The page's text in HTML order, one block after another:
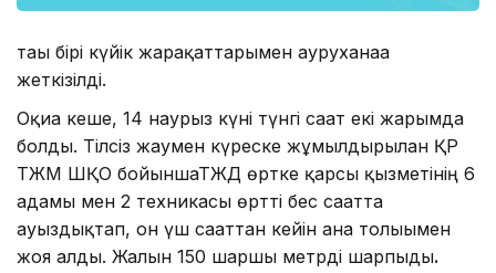
тағы бірі күйік жарақаттарымен ауруханаға
жеткізілді.
Оқиға кеше, 14 наурыз күні түнгі сағат екі жарымда
болды. Тілсіз жаумен күреске жұмылдырылған ҚР
ТЖМ ШҚО бойыншаТЖД өртке қарсы қызметінің 6
адамы мен 2 техникасы өртті бес сағатта
ауыздықтап, он үш сағаттан кейін ғана толығымен
жоя алды. Жалын 150 шаршы метрді шарпыды.